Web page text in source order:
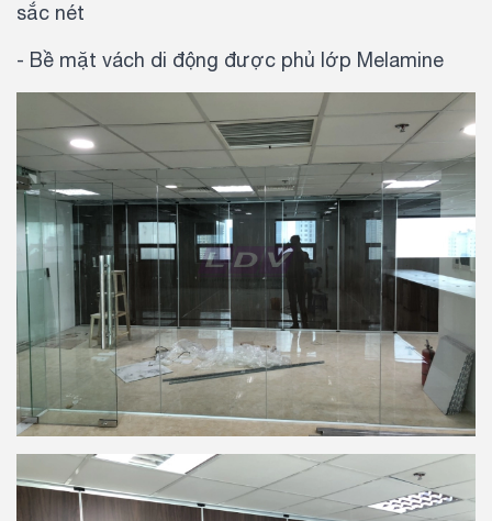
sắc nét
- Bề mặt vách di động được phủ lớp Melamine